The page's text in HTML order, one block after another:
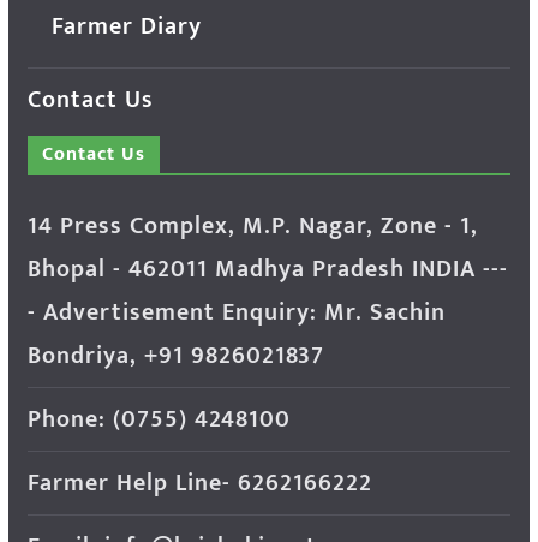
Farmer Diary
Contact Us
Contact Us
14 Press Complex, M.P. Nagar, Zone - 1,
Bhopal - 462011 Madhya Pradesh INDIA ---
- Advertisement Enquiry: Mr. Sachin
Bondriya, +91 9826021837
Phone: (0755) 4248100
Farmer Help Line- 6262166222